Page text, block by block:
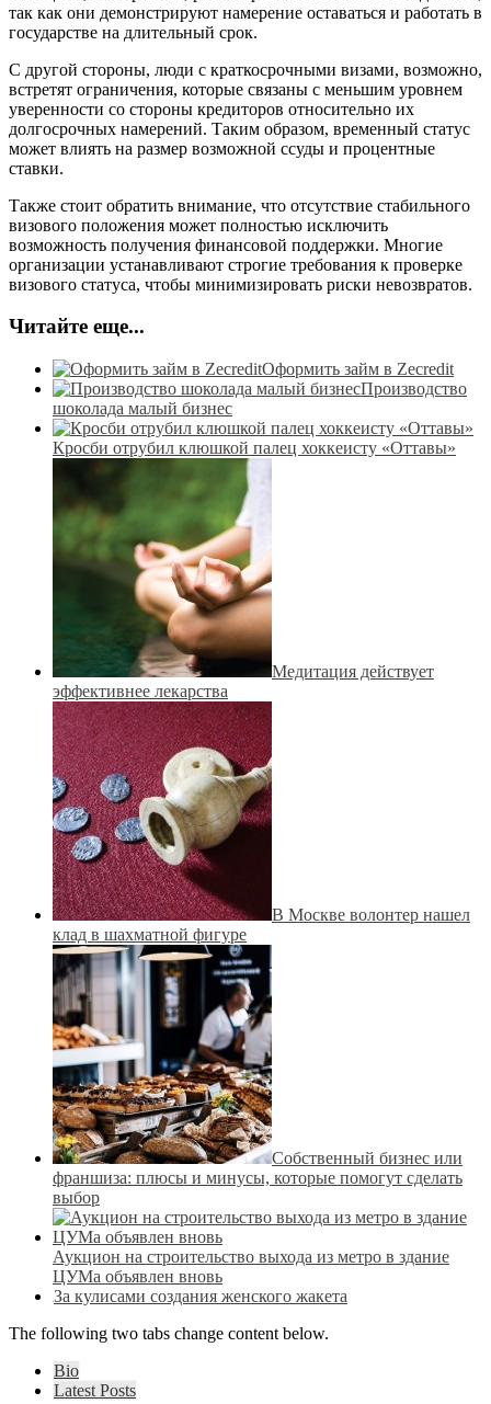
так как они демонстрируют намерение оставаться и работать в
государстве на длительный срок.
С другой стороны, люди с краткосрочными визами, возможно,
встретят ограничения, которые связаны с меньшим уровнем
уверенности со стороны кредиторов относительно их
долгосрочных намерений. Таким образом, временный статус
может влиять на размер возможной ссуды и процентные
ставки.
Также стоит обратить внимание, что отсутствие стабильного
визового положения может полностью исключить
возможность получения финансовой поддержки. Многие
организации устанавливают строгие требования к проверке
визового статуса, чтобы минимизировать риски невозвратов.
Читайте еще...
Оформить займ в Zecredit
Производство
шоколада малый бизнес
Кросби отрубил клюшкой палец хоккеисту «Оттавы»
Медитация действует
эффективнее лекарства
В Москве волонтер нашел
клад в шахматной фигуре
Собственный бизнес или
франшиза: плюсы и минусы, которые помогут сделать
выбор
Аукцион на строительство выхода из метро в здание
ЦУМа объявлен вновь
За кулисами создания женского жакета
The following two tabs change content below.
Bio
Latest Posts